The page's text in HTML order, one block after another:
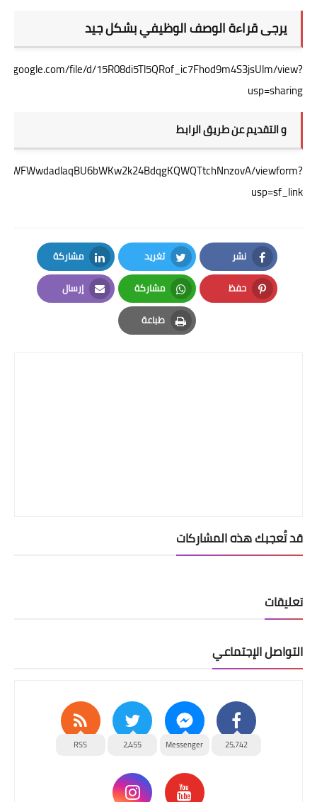
يرجى قراءة الوصف الوظيفي بشكل جيد
file/d/15R08di5Tl5QRof_ic7Fhod9m4S3jsUlm/view?
usp=sharing
و التقديم عن طريق الرابط
viewform?
usp=sf_link
نشر
Facebook
تغريد
Twitter
مشاركة
LinkedIn
حفظ
Pinterest
مشاركة
Whatsapp
إرسال
Email
طباعة
Print
قد تُعجبك هذه المشاركات
تعليقات
التواصل الإجتماعي
25,742
Messenger
2,455
RSS